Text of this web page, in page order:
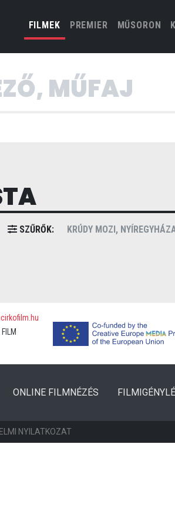
FILMEK(CURRENT)
PREMIER MŰSORON
SZŰRŐK: KRÚDY MOZI,
ONLINE FILMNÉZÉS
NYILATKOZAT